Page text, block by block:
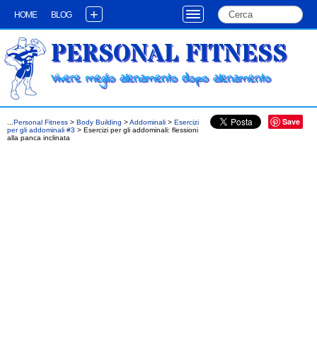
HOME BLOG +
PERSONAL FITNESS
Vivere meglio allenamento dopo allenamento
Save
Personal Fitness > Body Building >Addominali > Esercizi
per gli addominali #3 > Esercizi per gli addominali: flessioni
alla panca inclinata